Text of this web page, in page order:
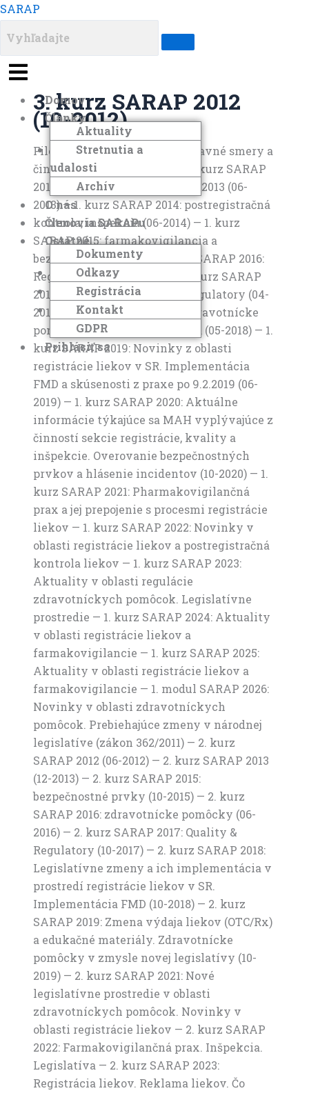
Preskočiť
obsah
SARAP
Menu
Domov
Články
Aktuality
Stretnutia a
udalosti
Archív
O nás
Členovia SARAPu
Ostatné
Dokumenty
Odkazy
Registrácia
Kontakt
GDPR
Prihlásiť sa
3. kurz SARAP 2012
(10-2012)
File TypesdocxpdfCategoryHlavné smery a
činnostiOdborné aktivity — 1. kurz SARAP
2012 (03-2012) — 1. kurz SARAP 2013 (06-
2013) — 1. kurz SARAP 2014: postregistračná
kontrola, inšpekcia (06-2014) — 1. kurz
SARAP 2015: farmakovigilancia a
bezpečnosť (06-2015) — 1. kurz SARAP 2016:
Regulatory & IT (03-2016) — 1. kurz SARAP
2017: Pharmacovigilance & Regulatory (04-
2017) — 1. kurz SARAP 2018: zdravotnícke
pomôcky & farmakovigilancia (05-2018) — 1.
kurz SARAP 2019: Novinky z oblasti
registrácie liekov v SR. Implementácia
FMD a skúsenosti z praxe po 9.2.2019 (06-
2019) — 1. kurz SARAP 2020: Aktuálne
informácie týkajúce sa MAH vyplývajúce z
činností sekcie registrácie, kvality a
inšpekcie. Overovanie bezpečnostných
prvkov a hlásenie incidentov (10-2020) — 1.
kurz SARAP 2021: Pharmakovigilančná
prax a jej prepojenie s procesmi registrácie
liekov — 1. kurz SARAP 2022: Novinky v
oblasti registrácie liekov a postregistračná
kontrola liekov — 1. kurz SARAP 2023:
Aktuality v oblasti regulácie
zdravotníckych pomôcok. Legislatívne
prostredie — 1. kurz SARAP 2024: Aktuality
v oblasti registrácie liekov a
farmakovigilancie — 1. kurz SARAP 2025:
Aktuality v oblasti registrácie liekov a
farmakovigilancie — 1. modul SARAP 2026:
Novinky v oblasti zdravotníckych
pomôcok. Prebiehajúce zmeny v národnej
legislatíve (zákon 362/2011) — 2. kurz
SARAP 2012 (06-2012) — 2. kurz SARAP 2013
(12-2013) — 2. kurz SARAP 2015:
bezpečnostné prvky (10-2015) — 2. kurz
SARAP 2016: zdravotnícke pomôcky (06-
2016) — 2. kurz SARAP 2017: Quality &
Regulatory (10-2017) — 2. kurz SARAP 2018:
Legislatívne zmeny a ich implementácia v
prostredí registrácie liekov v SR.
Implementácia FMD (10-2018) — 2. kurz
SARAP 2019: Zmena výdaja liekov (OTC/Rx)
a edukačné materiály. Zdravotnícke
pomôcky v zmysle novej legislatívy (10-
2019) — 2. kurz SARAP 2021: Nové
legislatívne prostredie v oblasti
zdravotníckych pomôcok. Novinky v
oblasti registrácie liekov — 2. kurz SARAP
2022: Farmakovigilančná prax. Inšpekcia.
Legislatíva — 2. kurz SARAP 2023:
Registrácia liekov. Reklama liekov. Čo
Menu
Menu
Menu